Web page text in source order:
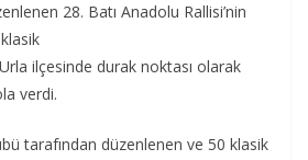
28. Batı Anadolu Rallisi’nin
ilçesinde durak noktası olarak
verdi.
tarafından düzenlenen ve 50 klasik